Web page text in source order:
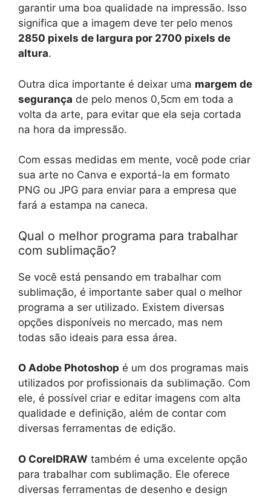
garantir uma boa qualidade na impressão. Isso
significa que a imagem deve ter pelo menos
2850 pixels de largura por 2700 pixels de
altura.
Outra dica importante é deixar uma margem de
segurança de pelo menos 0,5cm em toda a
volta da arte, para evitar que ela seja cortada
na hora da impressão.
Com essas medidas em mente, você pode criar
sua arte no Canva e exportá-la em formato
PNG ou JPG para enviar para a empresa que
fará a estampa na caneca.
Qual o melhor programa para trabalhar
com sublimação?
Se você está pensando em trabalhar com
sublimação, é importante saber qual o melhor
programa a ser utilizado. Existem diversas
opções disponíveis no mercado, mas nem
todas são ideais para essa área.
O Adobe Photoshop é um dos programas mais
utilizados por profissionais da sublimação. Com
ele, é possível criar e editar imagens com alta
qualidade e definição, além de contar com
diversas ferramentas de edição.
O CorelDRAW também é uma excelente opção
para trabalhar com sublimação. Ele oferece
diversas ferramentas de desenho e design